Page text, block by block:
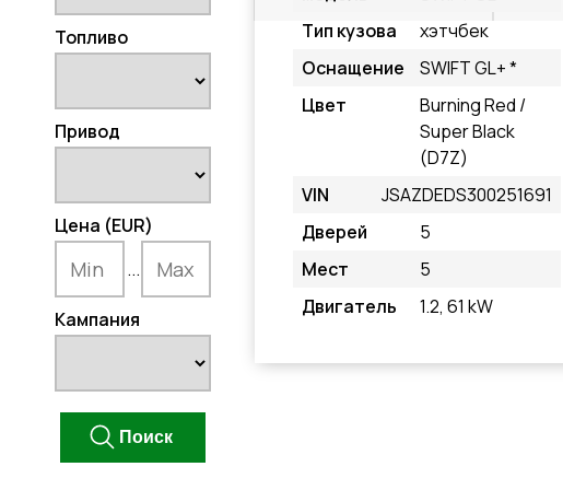
Топливо
Привод
Цена (EUR)
...
Кампания
Тип кузова
хэтчбек
Оснащение
SWIFT GL+ *
Цвет
Burning Red /
Super Black
(D7Z)
VIN
JSAZDEDS300251691
Дверей
5
Мест
5
Двигатель
1.2, 61 kW